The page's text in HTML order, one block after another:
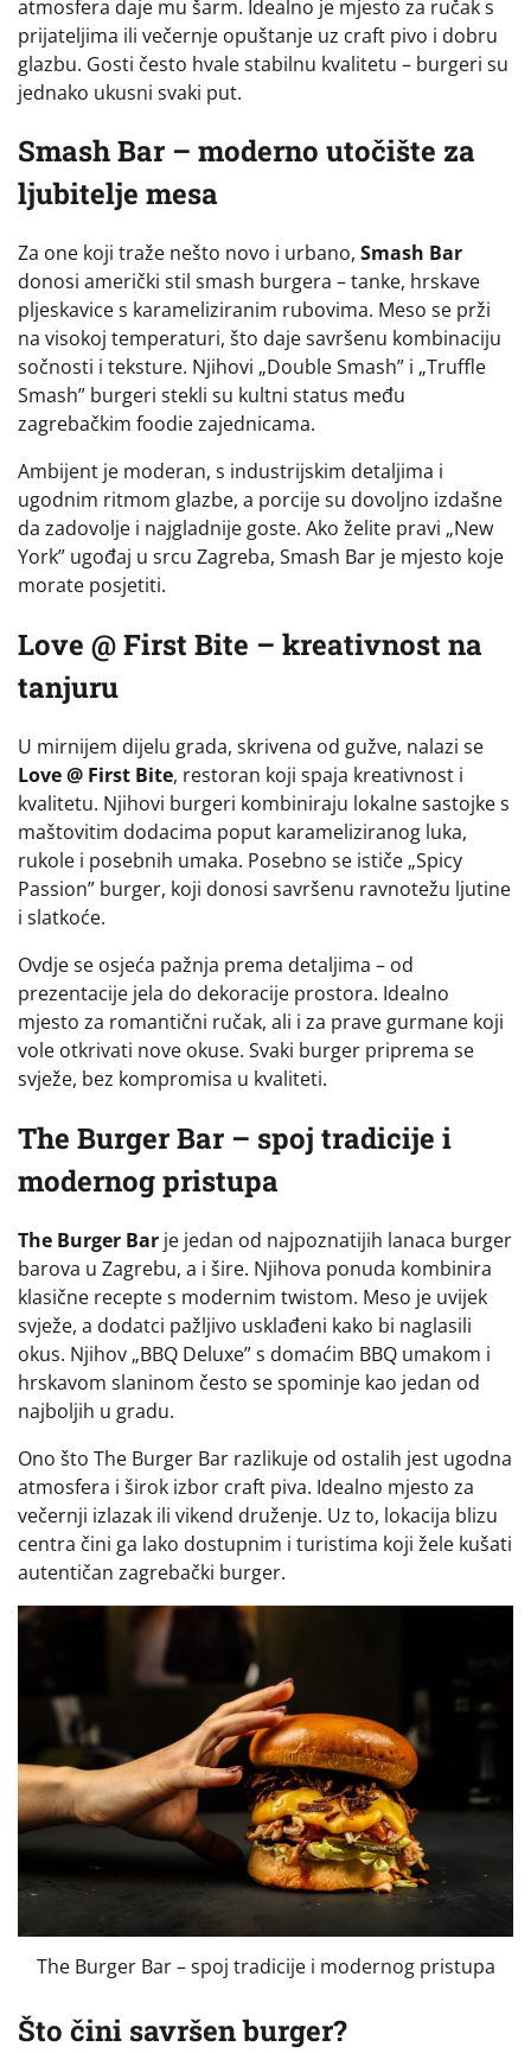
atmosfera daje mu šarm. Idealno je mjesto za ručak s
prijateljima ili večernje opuštanje uz craft pivo i dobru
glazbu. Gosti često hvale stabilnu kvalitetu – burgeri su
jednako ukusni svaki put.
Smash Bar – moderno utočište za
ljubitelje mesa
Za one koji traže nešto novo i urbano, Smash Bar
donosi američki stil smash burgera – tanke, hrskave
pljeskavice s karameliziranim rubovima. Meso se prži
na visokoj temperaturi, što daje savršenu kombinaciju
sočnosti i teksture. Njihovi „Double Smash” i „Truffle
Smash” burgeri stekli su kultni status među
zagrebačkim foodie zajednicama.
Ambijent je moderan, s industrijskim detaljima i
ugodnim ritmom glazbe, a porcije su dovoljno izdašne
da zadovolje i najgladnije goste. Ako želite pravi „New
York” ugođaj u srcu Zagreba, Smash Bar je mjesto koje
morate posjetiti.
Love @ First Bite – kreativnost na
tanjuru
U mirnijem dijelu grada, skrivena od gužve, nalazi se
Love @ First Bite, restoran koji spaja kreativnost i
kvalitetu. Njihovi burgeri kombiniraju lokalne sastojke s
maštovitim dodacima poput karameliziranog luka,
rukole i posebnih umaka. Posebno se ističe „Spicy
Passion” burger, koji donosi savršenu ravnotežu ljutine
i slatkoće.
Ovdje se osjeća pažnja prema detaljima – od
prezentacije jela do dekoracije prostora. Idealno
mjesto za romantični ručak, ali i za prave gurmane koji
vole otkrivati nove okuse. Svaki burger priprema se
svježe, bez kompromisa u kvaliteti.
The Burger Bar – spoj tradicije i
modernog pristupa
The Burger Bar je jedan od najpoznatijih lanaca burger
barova u Zagrebu, a i šire. Njihova ponuda kombinira
klasične recepte s modernim twistom. Meso je uvijek
svježe, a dodatci pažljivo usklađeni kako bi naglasili
okus. Njihov „BBQ Deluxe” s domaćim BBQ umakom i
hrskavom slaninom često se spominje kao jedan od
najboljih u gradu.
Ono što The Burger Bar razlikuje od ostalih jest ugodna
atmosfera i širok izbor craft piva. Idealno mjesto za
večernji izlazak ili vikend druženje. Uz to, lokacija blizu
centra čini ga lako dostupnim i turistima koji žele kušati
autentičan zagrebački burger.
The Burger Bar – spoj tradicije i modernog pristupa
Što čini savršen burger?